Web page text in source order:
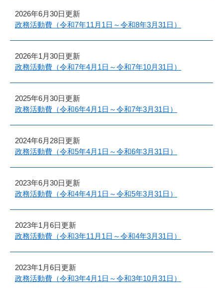
2026年6月30日更新
政務活動費（令和7年11月1日～令和8年3月31日）
2026年1月30日更新
政務活動費（令和7年4月1日～令和7年10月31日）
2025年6月30日更新
政務活動費（令和6年4月1日～令和7年3月31日）
2024年6月28日更新
政務活動費（令和5年4月1日～令和6年3月31日）
2023年6月30日更新
政務活動費（令和4年4月1日～令和5年3月31日）
2023年1月6日更新
政務活動費（令和3年11月1日～令和4年3月31日）
2023年1月6日更新
政務活動費（令和3年4月1日～令和3年10月31日）